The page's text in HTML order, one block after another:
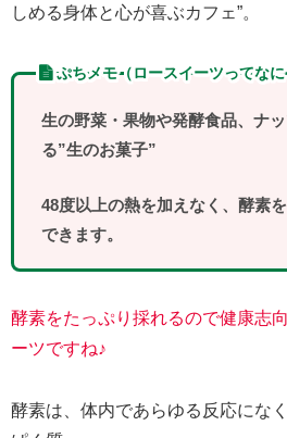
しめる身体と心が喜ぶカフェ”。
ぷちメモ（ロースイーツってな
生の野菜・果物や発酵食品、ナ
る”生のお菓子”
48度以上の熱を加えなく、酵素
できます。
酵素をたっぷり採れるので健康志
ーツですね♪
酵素は、体内であらゆる反応にな